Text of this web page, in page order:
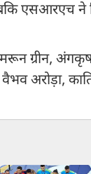
एसआरएच ने
ग्रीन,
अरोड़ा,